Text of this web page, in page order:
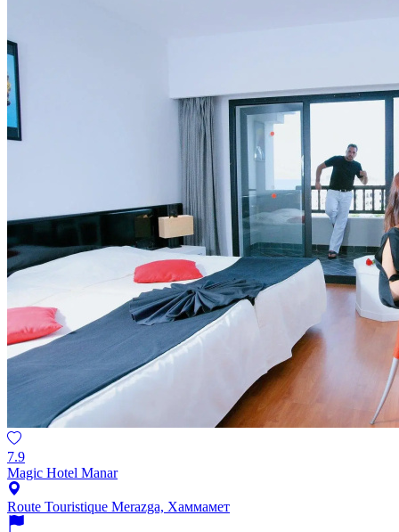
7.9
Magic Hotel Manar
Route Touristique Merazga, Хаммамет